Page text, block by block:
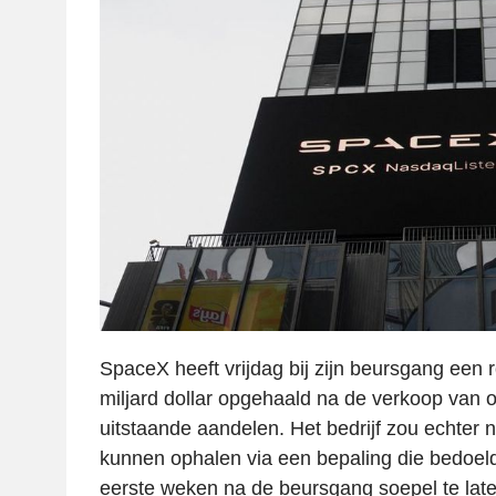
SpaceX heeft vrijdag bij zijn beursgang een
miljard dollar opgehaald na de verkoop van
uitstaande aandelen. Het bedrijf zou echter
kunnen ophalen via een bepaling die
eerste weken na de beursgang soepel te